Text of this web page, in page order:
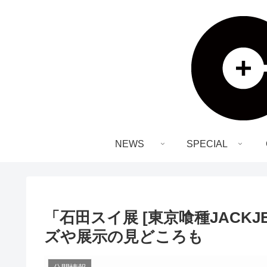
NEWS SPECIAL
「石田スイ展 [東京喰種
ズや展示の見どころも